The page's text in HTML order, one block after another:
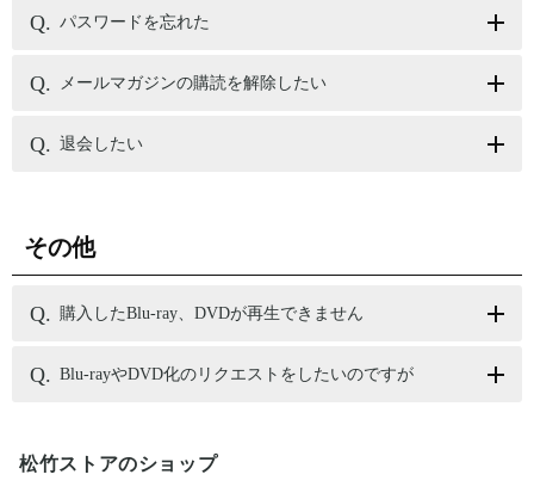
パスワードを忘れた
メールマガジンの購読を解除したい
退会したい
その他
購入したBlu-ray、DVDが再生できません
Blu-rayやDVD化のリクエストをしたいのですが
松竹ストアのショップ